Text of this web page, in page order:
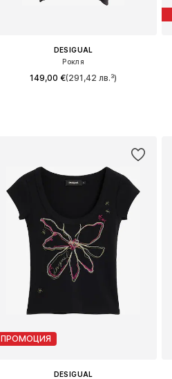
DESIGUAL
Рокля
149,00 €(291,42 лв.³)
ПРОМОЦИЯ
DESIGUAL